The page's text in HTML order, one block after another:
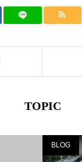
TOPIC
BLOG